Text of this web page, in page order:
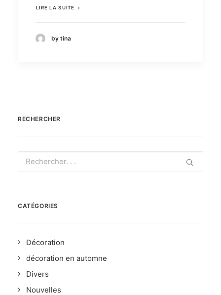
LIRE LA SUITE
by tina
RECHERCHER
CATÉGORIES
Décoration
décoration en automne
Divers
Nouvelles